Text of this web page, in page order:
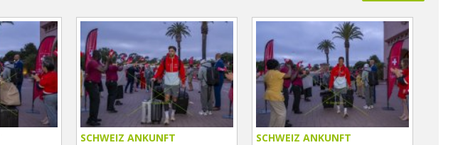
SCHWEIZ ANKUNFT SCHWEIZ ANKUNFT